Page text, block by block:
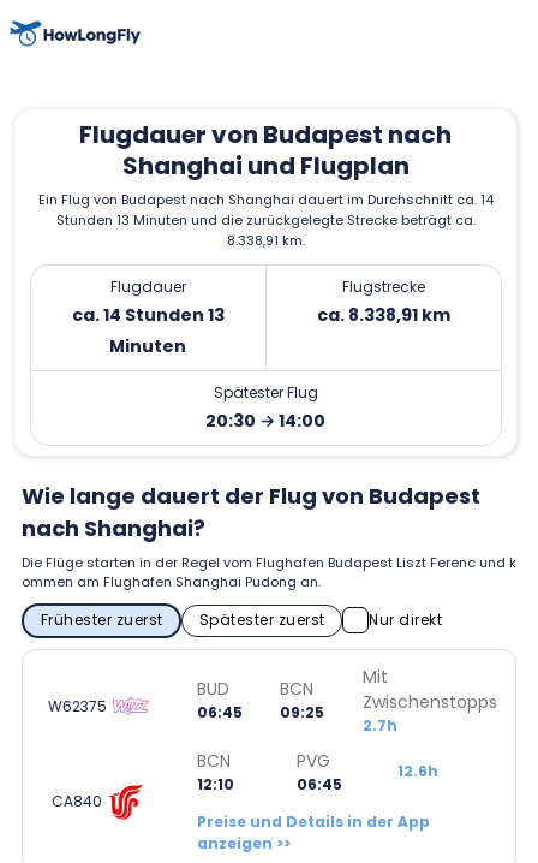
Flugdauer von Budapest nach
Shanghai und Flugplan
Ein Flug von Budapest nach Shanghai dauert im Durchschnitt ca. 14
Stunden 13 Minuten und die zurückgelegte Strecke beträgt ca.
8.338,91 km.
Flugdauer
ca. 14 Stunden 13
Minuten
Flugstrecke
ca. 8.338,91 km
Spätester Flug
20:30 → 14:00
Wie lange dauert der Flug von Budapest
nach Shanghai?
Die Flüge starten in der Regel vom Flughafen Budapest Liszt Ferenc und k
ommen am Flughafen Shanghai Pudong an.
Frühester zuerst Spätester zuerst Nur direkt
W62375
BUD
06:45
BCN
09:25
Mit
Zwischenstopps
2.7h
CA840
BCN
12:10
PVG
06:45
12.6h
Preise und Details in der App
anzeigen >>